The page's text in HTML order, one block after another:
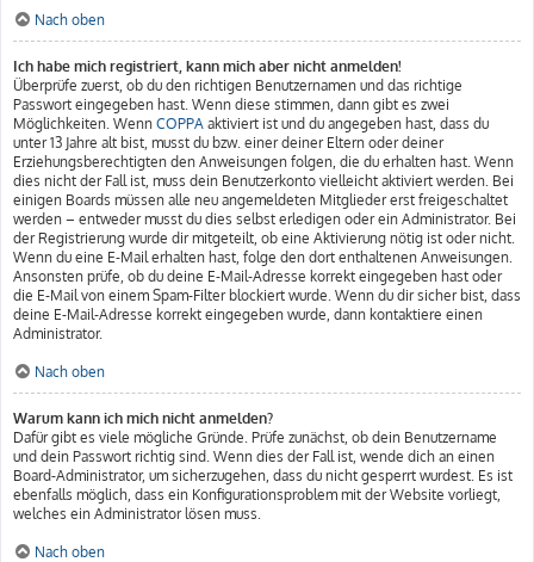
Nach oben
Ich habe mich registriert, kann mich aber nicht anmelden!
Überprüfe zuerst, ob du den richtigen Benutzernamen und das richtige
Passwort eingegeben hast. Wenn diese stimmen, dann gibt es zwei
Möglichkeiten. Wenn COPPA aktiviert ist und du angegeben hast, dass du
unter 13 Jahre alt bist, musst du bzw. einer deiner Eltern oder deiner
Erziehungsberechtigten den Anweisungen folgen, die du erhalten hast. Wenn
dies nicht der Fall ist, muss dein Benutzerkonto vielleicht aktiviert werden. Bei
einigen Boards müssen alle neu angemeldeten Mitglieder erst freigeschaltet
werden – entweder musst du dies selbst erledigen oder ein Administrator. Bei
der Registrierung wurde dir mitgeteilt, ob eine Aktivierung nötig ist oder nicht.
Wenn du eine E-Mail erhalten hast, folge den dort enthaltenen Anweisungen.
Ansonsten prüfe, ob du deine E-Mail-Adresse korrekt eingegeben hast oder
die E-Mail von einem Spam-Filter blockiert wurde. Wenn du dir sicher bist, dass
deine E-Mail-Adresse korrekt eingegeben wurde, dann kontaktiere einen
Administrator.
Nach oben
Warum kann ich mich nicht anmelden?
Dafür gibt es viele mögliche Gründe. Prüfe zunächst, ob dein Benutzername
und dein Passwort richtig sind. Wenn dies der Fall ist, wende dich an einen
Board-Administrator, um sicherzugehen, dass du nicht gesperrt wurdest. Es ist
ebenfalls möglich, dass ein Konfigurationsproblem mit der Website vorliegt,
welches ein Administrator lösen muss.
Nach oben